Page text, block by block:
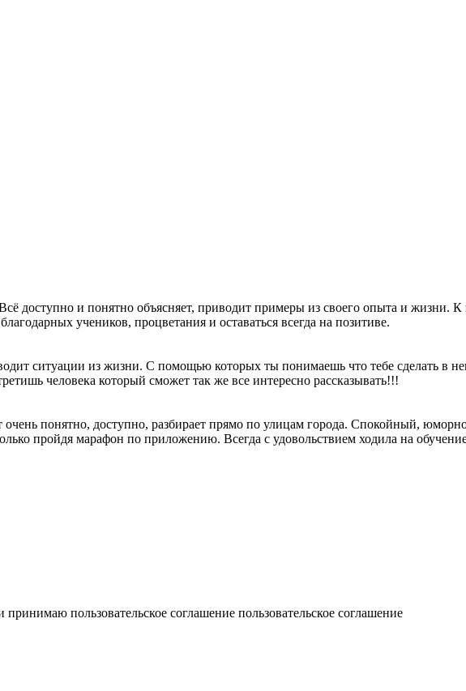
доступно и понятно объясняет, приводит примеры из своего опыта и жизни.
учеников, процветания и оставаться всегда на позитиве.
ситуации из жизни. С помощью которых ты понимаешь что тебе сделать в
человека который сможет так же все интересно рассказывать!!!
понятно, доступно, разбирает прямо по улицам города. Спокойный,
пройдя марафон по приложению. Всегда с удовольствием ходила на
принимаю пользовательское соглашение пользовательское соглашение